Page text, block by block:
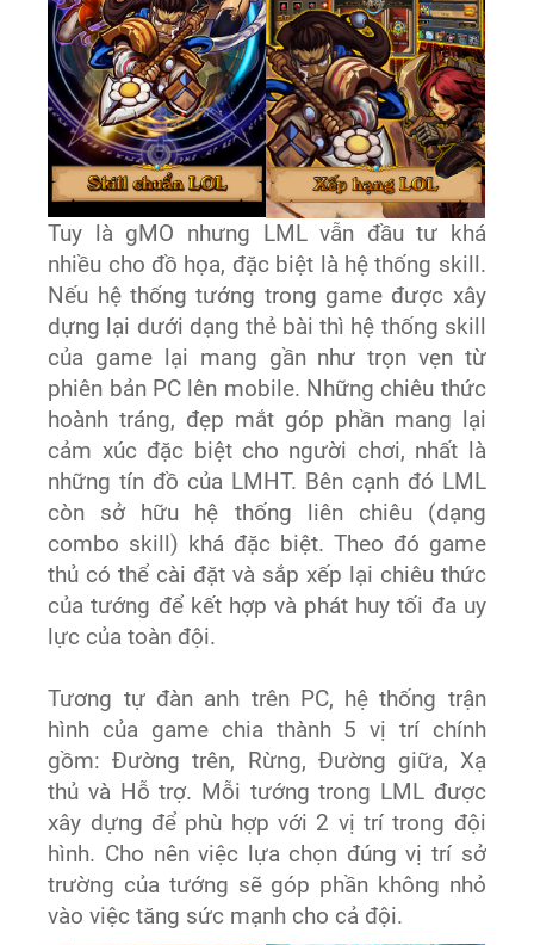
Tuy là gMO nhưng LML vẫn đầu tư khá
nhiều cho đồ họa, đặc biệt là hệ thống skill.
Nếu hệ thống tướng trong game được xây
dựng lại dưới dạng thẻ bài thì hệ thống skill
của game lại mang gần như trọn vẹn từ
phiên bản PC lên mobile. Những chiêu thức
hoành tráng, đẹp mắt góp phần mang lại
cảm xúc đặc biệt cho người chơi, nhất là
những tín đồ của LMHT. Bên cạnh đó LML
còn sở hữu hệ thống liên chiêu (dạng
combo skill) khá đặc biệt. Theo đó game
thủ có thể cài đặt và sắp xếp lại chiêu thức
của tướng để kết hợp và phát huy tối đa uy
lực của toàn đội.
Tương tự đàn anh trên PC, hệ thống trận
hình của game chia thành 5 vị trí chính
gồm: Đường trên, Rừng, Đường giữa, Xạ
thủ và Hỗ trợ. Mỗi tướng trong LML được
xây dựng để phù hợp với 2 vị trí trong đội
hình. Cho nên việc lựa chọn đúng vị trí sở
trường của tướng sẽ góp phần không nhỏ
vào việc tăng sức mạnh cho cả đội.